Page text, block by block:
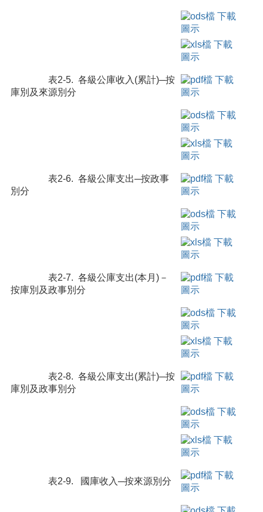
表2-5. 各級公庫收入(累計)─按
庫別及來源別分
表2-6. 各級公庫支出─按政事
別分
表2-7. 各級公庫支出(本月)－
按庫別及政事別分
表2-8. 各級公庫支出(累計)─按
庫別及政事別分
表2-9. 國庫收入─按來源別分